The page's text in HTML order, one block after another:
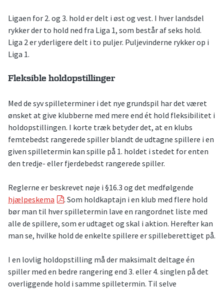
Ligaen for 2. og 3. hold er delt i øst og vest. I hver landsdel
rykker der to hold ned fra Liga 1, som består af seks hold.
Liga 2 er yderligere delt i to puljer. Puljevinderne rykker op i
Liga 1.
Fleksible holdopstillinger
Med de syv spilleterminer i det nye grundspil har det været
ønsket at give klubberne med mere end ét hold fleksibilitet i
holdopstillingen. I korte træk betyder det, at en klubs
femtebedst rangerede spiller blandt de udtagne spillere i en
given spilletermin kan spille på 1. holdet i stedet for enten
den tredje- eller fjerdebedst rangerede spiller.
Reglerne er beskrevet nøje i §16.3 og det medfølgende
hjælpeskema
. Som holdkaptajn i en klub med flere hold
bør man til hver spilletermin lave en rangordnet liste med
alle de spillere, som er udtaget og skal i aktion. Herefter kan
man se, hvilke hold de enkelte spillere er spilleberettiget på.
I en lovlig holdopstilling må der maksimalt deltage én
spiller med en bedre rangering end 3. eller 4. singlen på det
overliggende hold i samme spilletermin. Til selve